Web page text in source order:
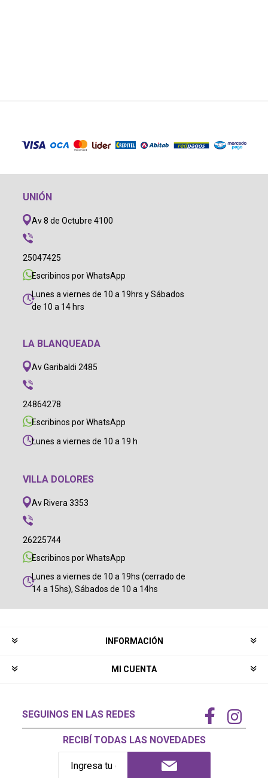
UNIÓN
Av 8 de Octubre 4100
25047425
Escribinos por WhatsApp
Lunes a viernes de 10 a 19hrs y Sábados
de 10 a 14 hrs
LA BLANQUEADA
Av Garibaldi 2485
24864278
Escribinos por WhatsApp
Lunes a viernes de 10 a 19 h
VILLA DOLORES
Av Rivera 3353
26225744
Escribinos por WhatsApp
Lunes a viernes de 10 a 19hs (cerrado de
14 a 15hs), Sábados de 10 a 14hs
INFORMACIÓN
MI CUENTA
SEGUINOS EN LAS REDES
RECIBÍ TODAS LAS NOVEDADES